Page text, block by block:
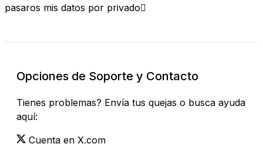
pasaros mis datos por privado🫩
Opciones de Soporte y Contacto
Tienes problemas? Envía tus quejas o busca ayuda
aquí:
Cuenta en X.com